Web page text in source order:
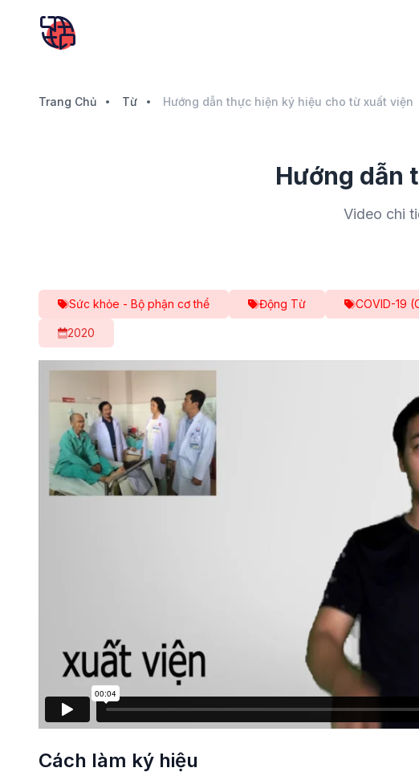
Trang Chủ Từ Hướng dẫn thực hiện ký hiệu cho từ xuất viện
Hướng dẫn
Video chi
Sức khỏe - Bộ phận cơ thể Động Từ COVID-19
2020
Cách làm ký hiệu